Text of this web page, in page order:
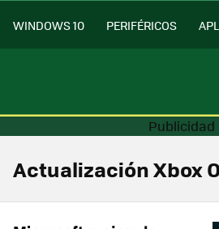
WINDOWS 10 PERIFÉRICOS
Actualización Xbox